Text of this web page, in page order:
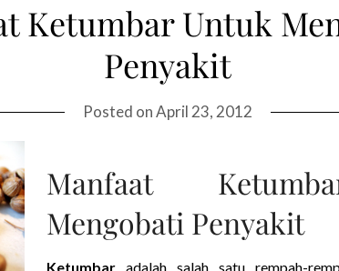
Ketumbar Untuk
Penyakit
Posted onApril 23, 2012
Manfaat
Mengobati Penyakit
Ketumbar adalah salah satu rempah-